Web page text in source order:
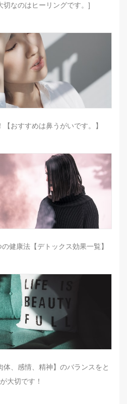
切なのはヒーリングです。]
おすすめは鼻うがいです。】
健康法【デトックス効果一覧】
、感情、精神】のバランスをと
大切です！